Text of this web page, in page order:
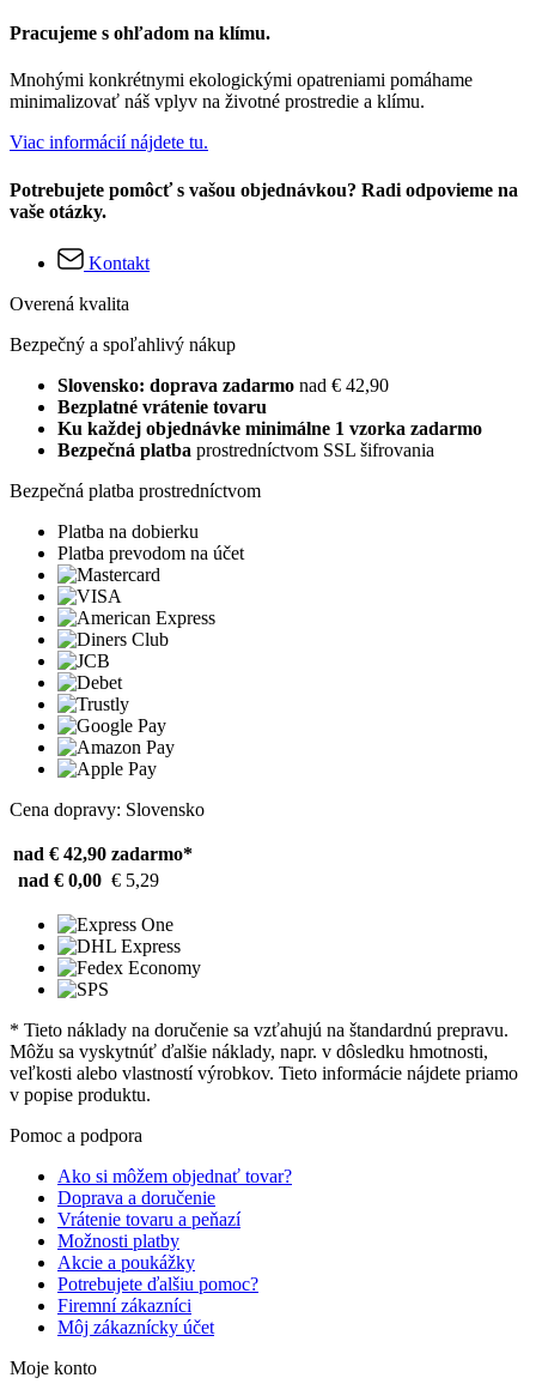
Pracujeme s ohľadom na klímu.
Mnohými konkrétnymi ekologickými opatreniami pomáhame
minimalizovať náš vplyv na životné prostredie a klímu.
Viac informácií nájdete tu.
Potrebujete pomôcť s vašou objednávkou? Radi odpovieme na
vaše otázky.
Kontakt
Overená kvalita
Bezpečný a spoľahlivý nákup
Slovensko: doprava zadarmo nad € 42,90
Bezplatné vrátenie tovaru
Ku každej objednávke minimálne 1 vzorka zadarmo
Bezpečná platba prostredníctvom SSL šifrovania
Bezpečná platba prostredníctvom
Platba na dobierku
Platba prevodom na účet
Cena dopravy: Slovensko
nad € 42,90 zadarmo*
nad € 0,00 € 5,29
* Tieto náklady na doručenie sa vzťahujú na štandardnú prepravu.
Môžu sa vyskytnúť ďalšie náklady, napr. v dôsledku hmotnosti,
veľkosti alebo vlastností výrobkov. Tieto informácie nájdete priamo
v popise produktu.
Pomoc a podpora
Ako si môžem objednať tovar?
Doprava a doručenie
Vrátenie tovaru a peňazí
Možnosti platby
Akcie a poukážky
Potrebujete ďalšiu pomoc?
Firemní zákazníci
Môj zákaznícky účet
Moje konto